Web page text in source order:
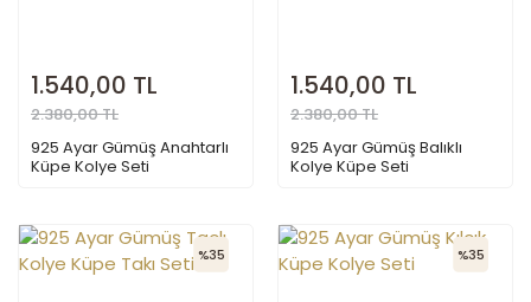
1.540,00 TL
2.380,00 TL
925 Ayar Gümüş Anahtarlı
Küpe Kolye Seti
1.540,00 TL
2.380,00 TL
925 Ayar Gümüş Balıklı
Kolye Küpe Seti
%35 %35